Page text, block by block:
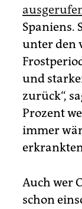
Spaniens.
unter den
und
zurück“,
Prozent
immer
Auch wer
schon